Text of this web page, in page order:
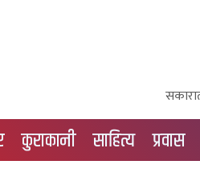
कुराकानी साहित्य प्रवास